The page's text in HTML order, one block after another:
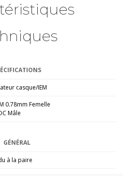
casque/IEM
0.78mm Femelle
Mâle
GÉNÉRAL
à la paire